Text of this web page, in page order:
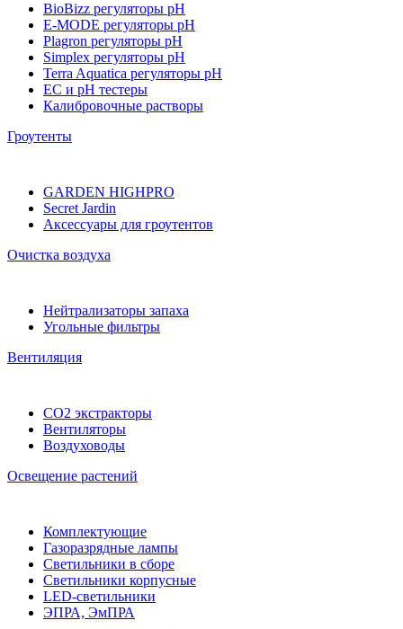
BioBizz регуляторы pH
E-MODE регуляторы pH
Plagron регуляторы pH
Simplex регуляторы pH
Terra Aquatica регуляторы pH
EC и pH тестеры
Калибровочные растворы
Гроутенты
GARDEN HIGHPRO
Secret Jardin
Аксессуары для гроутентов
Очистка воздуха
Нейтрализаторы запаха
Угольные фильтры
Вентиляция
CO2 экстракторы
Вентиляторы
Воздуховоды
Освещение растений
Комплектующие
Газоразрядные лампы
Светильники в сборе
Светильники корпусные
LED-светильники
ЭПРА, ЭмПРА